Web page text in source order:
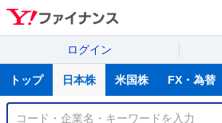
ログイン
サ
トップ 日本株 米国株 FX・為替
銘